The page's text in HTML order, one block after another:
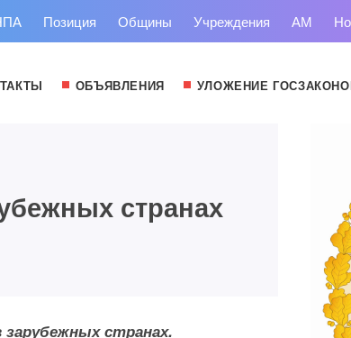
Позиция Общины Учреждения АМ
ОБЪЯВЛЕНИЯ УЛОЖЕНИЕ
странах
зарубежных странах.